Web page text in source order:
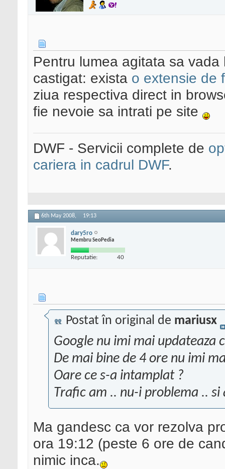
Pentru lumea agitata sa
castigat: exista o extensie de
ziua respectiva direct in
fie nevoie sa intrati pe site
DWF - Servicii complete de
cariera in cadrul DWF.
6th May 2008, 19:13
dary5ro
Membru SeoPedia
Reputatie: 40
Postat în original de mariusx
Google nu imi mai updateaza
De mai bine de 4 ore nu imi
Oare ce s-a intamplat ?
Trafic am .. nu-i problema ..
Ma gandesc ca vor rezolva
ora 19:12 (peste 6 ore de
nimic inca.